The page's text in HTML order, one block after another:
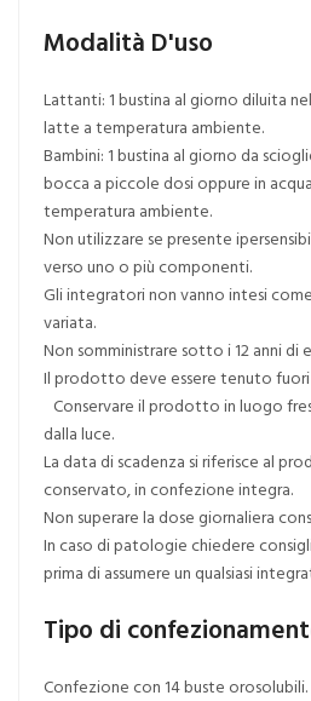
Modalità D'uso
Lattanti: 1 bustina al giorno diluita
latte a temperatura ambiente.
Bambini: 1 bustina al giorno da
bocca a piccole dosi oppure in
temperatura ambiente.
Non utilizzare se presente
verso uno o più componenti.
Gli integratori non vanno intesi
variata.
Non somministrare sotto i 12 anni di
Il prodotto deve essere tenuto
Conservare il prodotto in luogo
dalla luce.
La data di scadenza si riferisce al
conservato, in confezione integra.
Non superare la dose giornaliera
In caso di patologie chiedere
prima di assumere un qualsiasi
Tipo di
Confezione con 14 buste orosolubili.